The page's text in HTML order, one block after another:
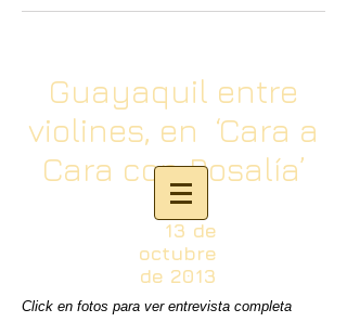
Guayaquil entre
violines, en ‘Cara a
Cara con Rosalía’
13 de
octubre
de 2013
Click en fotos para ver entrevista completa